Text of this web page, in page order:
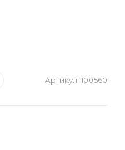
Артикул: 100560